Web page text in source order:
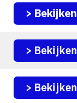
> Bekijken
> Bekijken
> Bekijken